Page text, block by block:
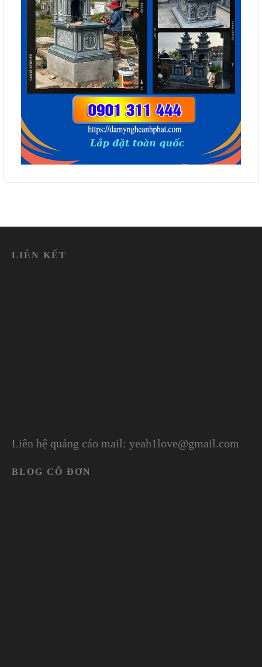
LIÊN KẾT
Liên hệ quảng cáo mail: yeah1love@gmail.com
BLOG CÔ ĐƠN